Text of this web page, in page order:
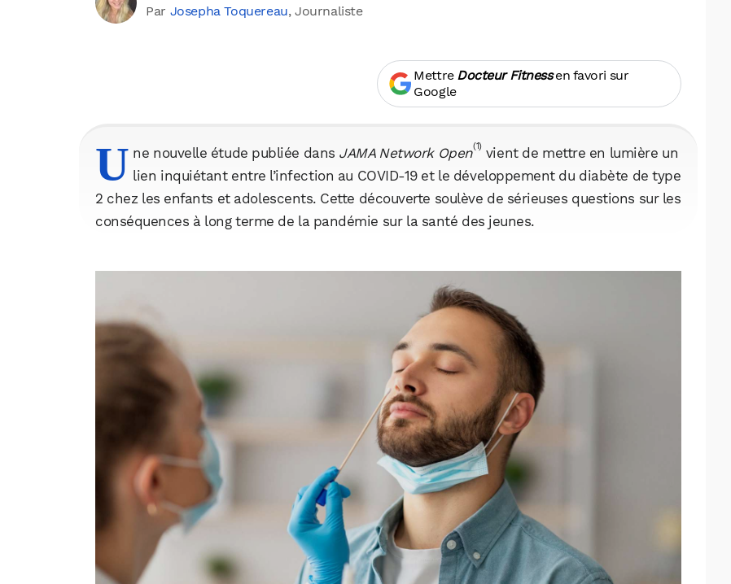
Par Josepha Toquereau, Journaliste
Mettre Docteur Fitnessen favori sur
Google
U ne nouvelle étude publiée dans JAMA Network Open(1) vient de mettre en lumière un
lien inquiétant entre l’infection au COVID-19 et le développement du diabète de type
2 chez les enfants et adolescents. Cette découverte soulève de sérieuses questions sur les
conséquences à long terme de la pandémie sur la santé des jeunes.